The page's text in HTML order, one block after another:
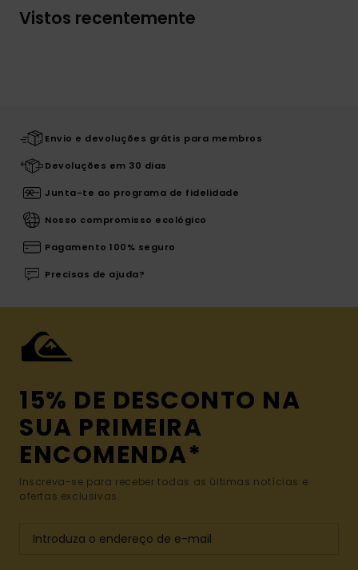
Vistos recentemente
Envio e devoluções grátis para membros
Devoluções em 30 dias
Junta-te ao programa de fidelidade
Nosso compromisso ecológico
Pagamento 100% seguro
Precisas de ajuda?
15% DE DESCONTO NA
SUA PRIMEIRA
ENCOMENDA*
Inscreva-se para receber todas as últimas notícias e
ofertas exclusivas.